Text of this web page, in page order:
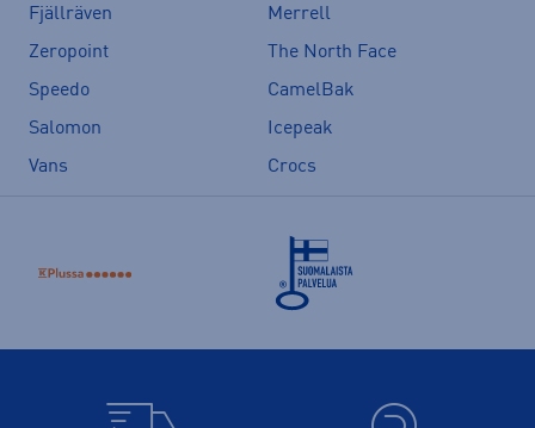
Fjällräven
Merrell
Zeropoint
The North Face
Speedo
CamelBak
Salomon
Icepeak
Vans
Crocs